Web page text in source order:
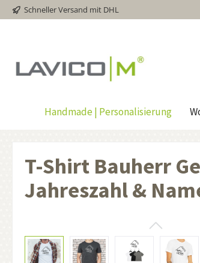
springen
Schneller Versand mit DHL
Handmade | Personalisierung
T-Shirt Bauherr
Jahreszahl &